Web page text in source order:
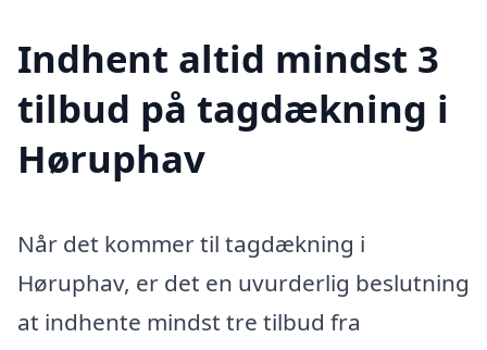
Indhent altid mindst 3
tilbud på tagdækning i
Høruphav
Når det kommer til tagdækning i
Høruphav, er det en uvurderlig beslutning
at indhente mindst tre tilbud fra